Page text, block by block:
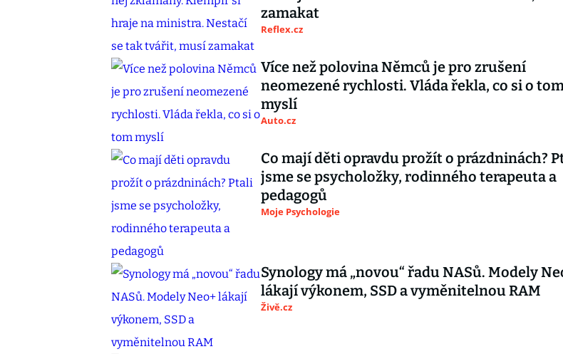
zamakat
Reflex.cz
Více než polovina Němců je pro zrušení
neomezené rychlosti. Vláda řekla, co si o
myslí
Auto.cz
Co mají děti opravdu prožít o prázdninách?
jsme se psycholožky, rodinného terapeuta a
pedagogů
Moje Psychologie
Synology má „novou“ řadu NASů. Modely
lákají výkonem, SSD a vyměnitelnou RAM
Živě.cz